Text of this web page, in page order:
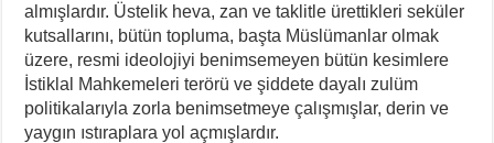
almışlardır. Üstelik heva, zan ve taklitle ürettikleri seküler
kutsallarını, bütün topluma, başta Müslümanlar olmak
üzere, resmi ideolojiyi benimsemeyen bütün kesimlere
İstiklal Mahkemeleri terörü ve şiddete dayalı zulüm
politikalarıyla zorla benimsetmeye çalışmışlar, derin ve
yaygın ıstıraplara yol açmışlardır.